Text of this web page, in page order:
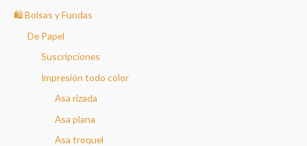
c
🛍️ Bolsas y Fundas
De Papel
Suscripciones
Impresión todo color
Asa rizada
Asa plana
Asa troquel